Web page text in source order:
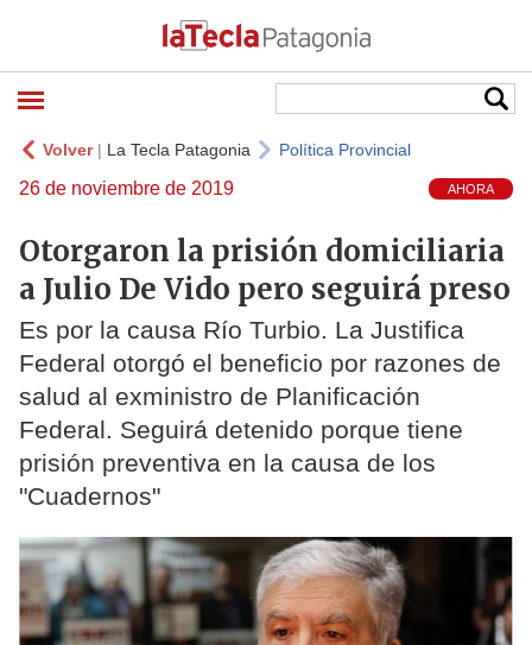
Volver| La Tecla Patagonia Política Provincial
26 de noviembre de 2019 AHORA
Otorgaron la prisión domiciliaria
a Julio De Vido pero seguirá preso
Es por la causa Río Turbio. La Justifica
Federal otorgó el beneficio por razones de
salud al exministro de Planificación
Federal. Seguirá detenido porque tiene
prisión preventiva en la causa de los
"Cuadernos"